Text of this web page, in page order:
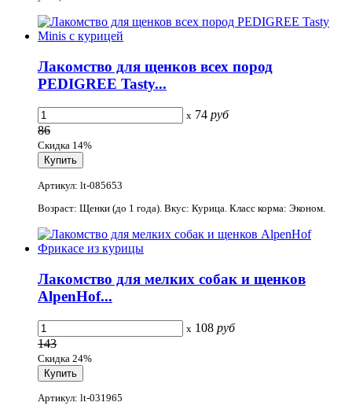
Лакомство для щенков всех пород
PEDIGREE Tasty...
x 74 руб
86
Скидка 14%
Артикул: lt-085653
Возраст: Щенки (до 1 года). Вкус: Курица. Класс корма: Эконом.
Лакомство для мелких собак и щенков
AlpenHof...
x 108 руб
143
Скидка 24%
Артикул: lt-031965